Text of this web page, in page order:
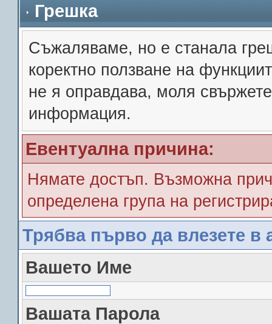
Грешка
Съжалявамe, но е станала
коректно ползване на
не я оправдава, моля
информация.
Евентуална причина:
Нямате достъп. Възможна
определена група на
Трябва първо да влезете в
Вашето Име
Вашата Парола